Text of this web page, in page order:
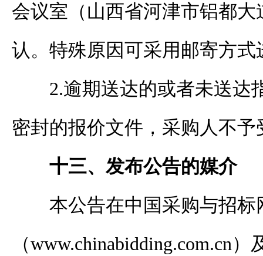
会议室 （山西省河津市铝都大
认。 特殊原因可采用邮寄方式
2.逾期送达的或者未送达
密封的报价文件， 采购 人不予
十三、发布公告的媒介
本公告在中国采购与招标
（www.chinabidding.com.cn）